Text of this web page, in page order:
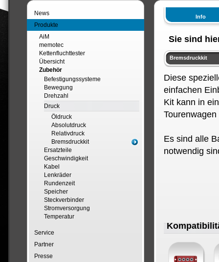
News
Produkte
AiM
memotec
Kettenfluchttester
Übersicht
Zubehör
Befestigungssysteme
Bewegung
Drehzahl
Druck
Öldruck
Absolutdruck
Relativdruck
Bremsdruckkit
Ersatzteile
Geschwindigkeit
Kabel
Lenkräder
Rundenzeit
Speicher
Steckverbinder
Stromversorgung
Temperatur
Service
Partner
Presse
Info
Sie sind
Bremsdruckkit
Diese
einfachen
Kit kann in
Es sind alle
notwendig